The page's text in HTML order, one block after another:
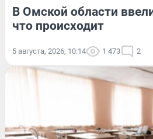
В Омской области
что происходит
5 августа, 2026, 10:14 1 473 2